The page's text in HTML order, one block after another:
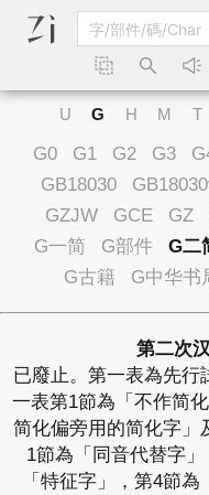
U G H M T
G0 G1 G2 G3
GB18030
GZJW
GCE GZ
G一简
G部件 G二
G古籍
G中华书
第二次
已廢止。第一表為先行
一表第1節為「不作简
简化偏旁用的简化字」
1節為「同音代替字
「特征字」，第4節